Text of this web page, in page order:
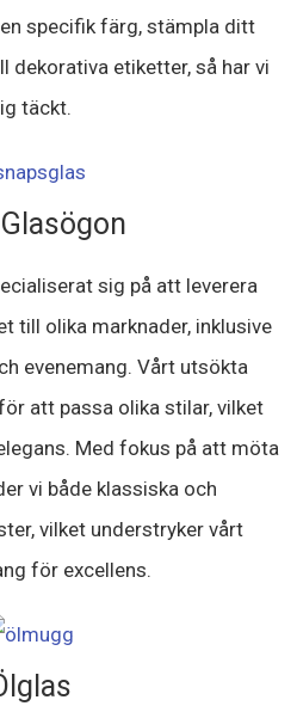
specifik färg, stämpla ditt
dekorativa etiketter, så har vi
täckt.
sig på att leverera
till olika marknader, inklusive
evenemang. Vårt utsökta
att passa olika stilar, vilket
Med fokus på att möta
vi både klassiska och
vilket understryker vårt
för excellens.